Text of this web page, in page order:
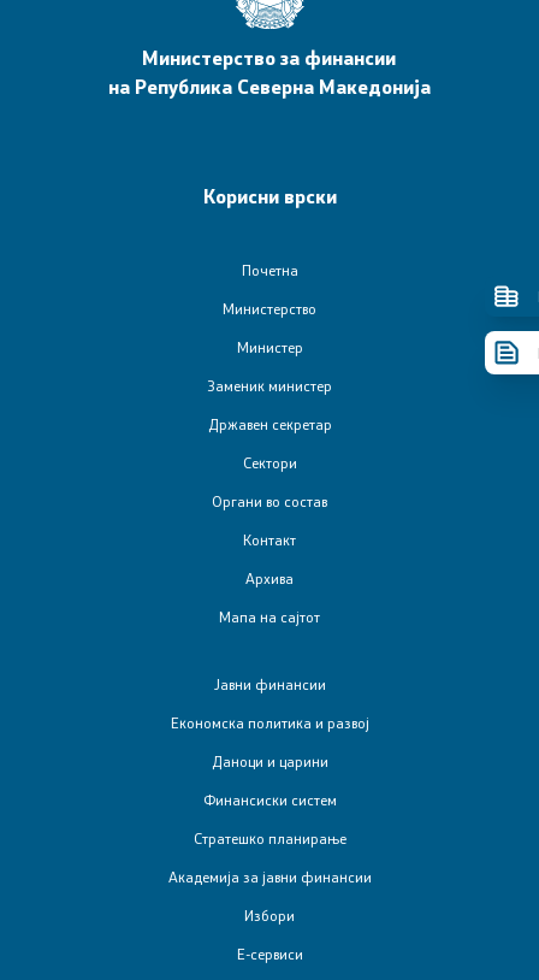
Клучни сегменти
Финансиски систем
Министерство за финансии
на Република Северна Македонија
Корисни врски
Почетна
Министерство
Министер
Заменик министер
Државен секретар
Сектори
Органи во состав
Контакт
Архива
Мапа на сајтот
Јавни финансии
Економска политика и развој
Даноци и царини
Финансиски систем
Стратешко планирање
Академија за јавни финансии
Избори
Е-сервиси